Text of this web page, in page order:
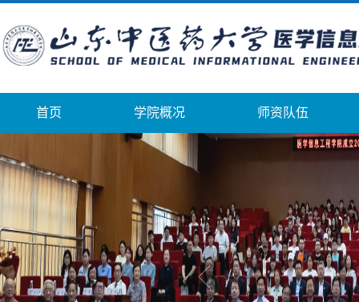
首页 学院概况 师资队伍